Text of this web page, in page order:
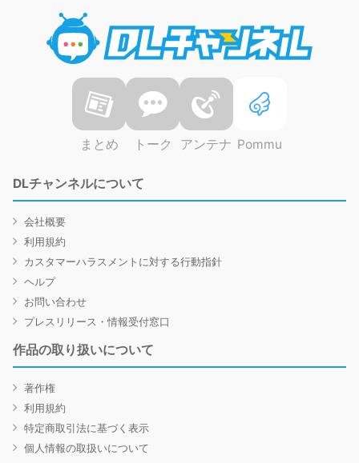
まとめ トーク アンテナ Pommu
DLチャンネルについて
会社概要
利用規約
カスタマーハラスメントに対する行動指針
ヘルプ
お問い合わせ
プレスリリース・情報受付窓口
作品の取り扱いについて
著作権
利用規約
特定商取引法に基づく表示
個人情報の取扱いについて